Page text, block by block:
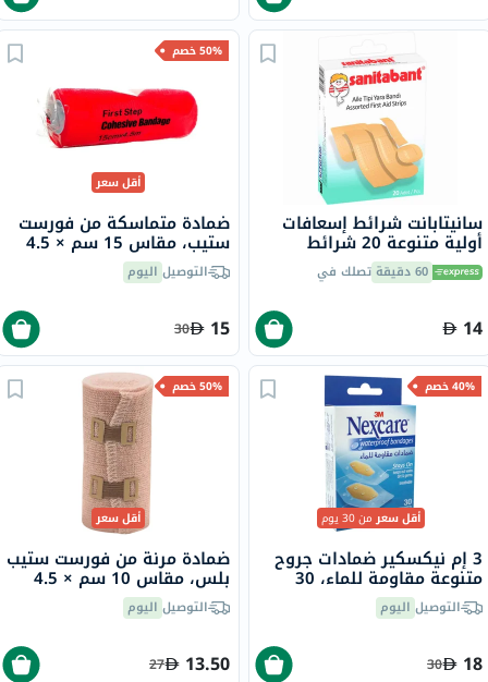
سانيتابانت شرائط إسعافات
أولية متنوعة 20 شرائط
60 دقيقة تصلك في
14
50% خصم
أقل سعر
ضمادة متماسكة من فورست
ستيب، مقاس 15 سم × 4.5
مترالتوصيل اليوم
15
30
40% خصم
أقل سعرمن 30 يوم
3 إم نيكسكير ضمادات جروح
متنوعة مقاومة للماء، 30
قطعةالتوصيل اليوم
18
30
50% خصم
أقل سعر
ضمادة مرنة من فورست ستيب
بلس، مقاس 10 سم × 4.5
مترالتوصيل اليوم
13.50
27